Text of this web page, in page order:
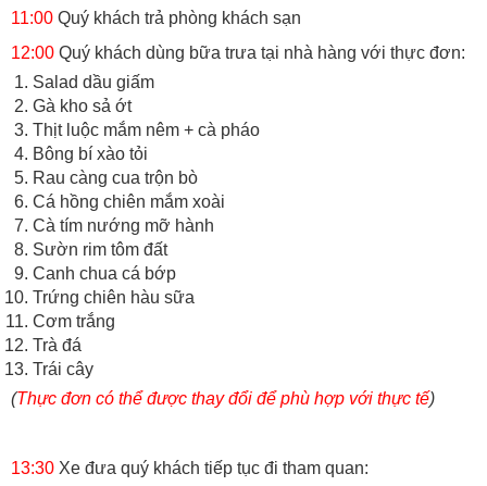
11:00 Quý khách trả phòng khách sạn
12:00 Quý khách dùng bữa trưa tại nhà hàng với thực đơn:
Salad dầu giấm
Gà kho sả ớt
Thịt luộc mắm nêm + cà pháo
Bông bí xào tỏi
Rau càng cua trộn bò
Cá hồng chiên mắm xoài
Cà tím nướng mỡ hành
Sườn rim tôm đất
Canh chua cá bớp
Trứng chiên hàu sữa
Cơm trắng
Trà đá
Trái cây
(Thực đơn có thể được thay đổi để phù hợp với thực tế)
13:30 Xe đưa quý khách tiếp tục đi tham quan: